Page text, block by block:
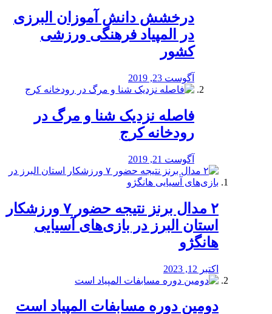
درخشش دانش آموزان البرزی
در المپیاد فرهنگی ورزشی
کشور
آگوست 23, 2019
️فاصله نزدیک شنا و مرگ در
رودخانه کرج
آگوست 21, 2019
۲ مدال برنز نتیجه حضور ۷ ورزشکار
استان البرز در بازی‌های آسیایی
هانگژو
اکتبر 12, 2023
دومین دوره مسابفات المپیاد است